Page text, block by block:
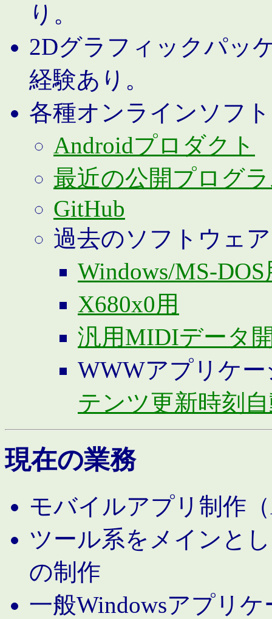
り。
2Dグラフィックパッ
経験あり。
各種オンラインソフ
Androidプロダクト
最近の公開プログ
GitHub
過去のソフトウェア
Windows/MS-DOS
X680x0用
汎用MIDIデータ
WWWアプリケ
テンツ更新時刻
現在の業務
モバイルアプリ制作
ツール系をメインと
の制作
一般Windowsアプリ